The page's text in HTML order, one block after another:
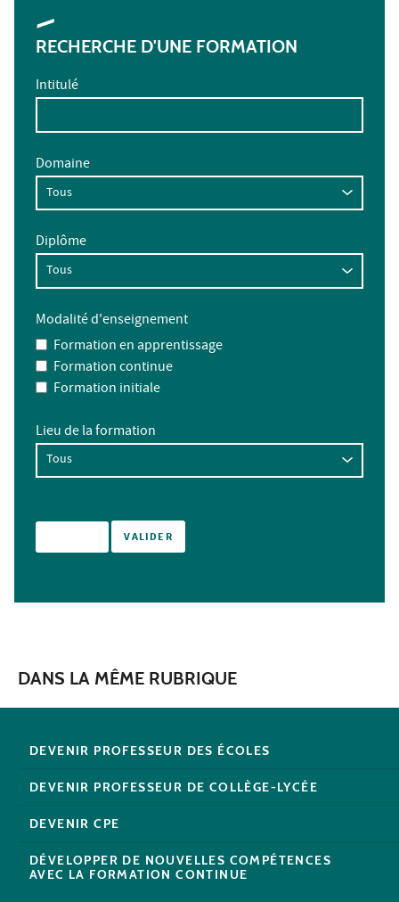
RECHERCHE D'UNE FORMATION
Intitulé
Domaine
Diplôme
Modalité d'enseignement
Formation en apprentissage
Formation continue
Formation initiale
Lieu de la formation
DANS LA MÊME RUBRIQUE
DEVENIR PROFESSEUR DES ÉCOLES
DEVENIR PROFESSEUR DE COLLÈGE-LYCÉE
DEVENIR CPE
DÉVELOPPER DE NOUVELLES COMPÉTENCES
AVEC LA FORMATION CONTINUE